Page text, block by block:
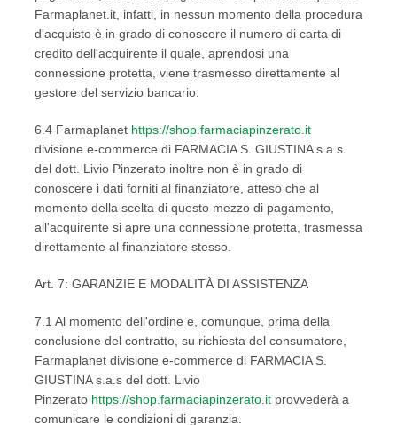
Farmaplanet.it, infatti, in nessun momento della procedura
d'acquisto è in grado di conoscere il numero di carta di
credito dell'acquirente il quale, aprendosi una
connessione protetta, viene trasmesso direttamente al
gestore del servizio bancario.
6.4 Farmaplanet https://shop.farmaciapinzerato.it
divisione e-commerce di FARMACIA S. GIUSTINA s.a.s
del dott. Livio Pinzerato inoltre non è in grado di
conoscere i dati forniti al finanziatore, atteso che al
momento della scelta di questo mezzo di pagamento,
all'acquirente si apre una connessione protetta, trasmessa
direttamente al finanziatore stesso.
Art. 7: GARANZIE E MODALITÀ DI ASSISTENZA
7.1 Al momento dell'ordine e, comunque, prima della
conclusione del contratto, su richiesta del consumatore,
Farmaplanet divisione e-commerce di FARMACIA S.
GIUSTINA s.a.s del dott. Livio
Pinzerato https://shop.farmaciapinzerato.it provvederà a
comunicare le condizioni di garanzia.